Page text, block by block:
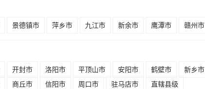
景德镇市 萍乡市 九江市 新余市 鹰潭市 赣州市
开封市 洛阳市 平顶山市 安阳市 鹤壁市 新乡市
商丘市 信阳市 周口市 驻马店市 直辖县级